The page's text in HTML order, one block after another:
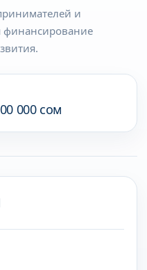
и
финансирование
000 сом